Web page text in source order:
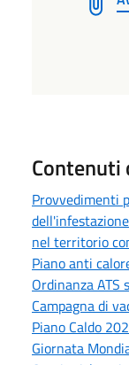
Provvedimenti
nel territorio
Piano anti
Ordinanza
Campagna di
Piano Caldo
Giornata